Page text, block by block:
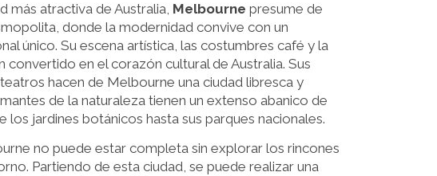
más atractiva de Australia, Melbourne presume de
donde la modernidad convive con un
único. Su escena artística, las costumbres café y la
convertido en el corazón cultural de Australia. Sus
hacen de Melbourne una ciudad libresca y
de la naturaleza tienen un extenso abanico de
los jardines botánicos hasta sus parques nacionales.
no puede estar completa sin explorar los rincones
Partiendo de esta ciudad, se puede realizar una